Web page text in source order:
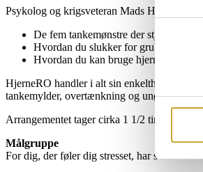
Psykolog og krigsveteran Mads Hyldig fra
De fem tankemønstre der stjæler vores
Hvordan du slukker for grublerier og
Hvordan du kan bruge hjerneRO til at
HjerneRO handler i alt sin enkelthed om at
tankemylder, overtænkning og
Arrangementet tager cirka 1 1/2 time, og er
Målgruppe
For dig, der føler dig stresset, har svært ved